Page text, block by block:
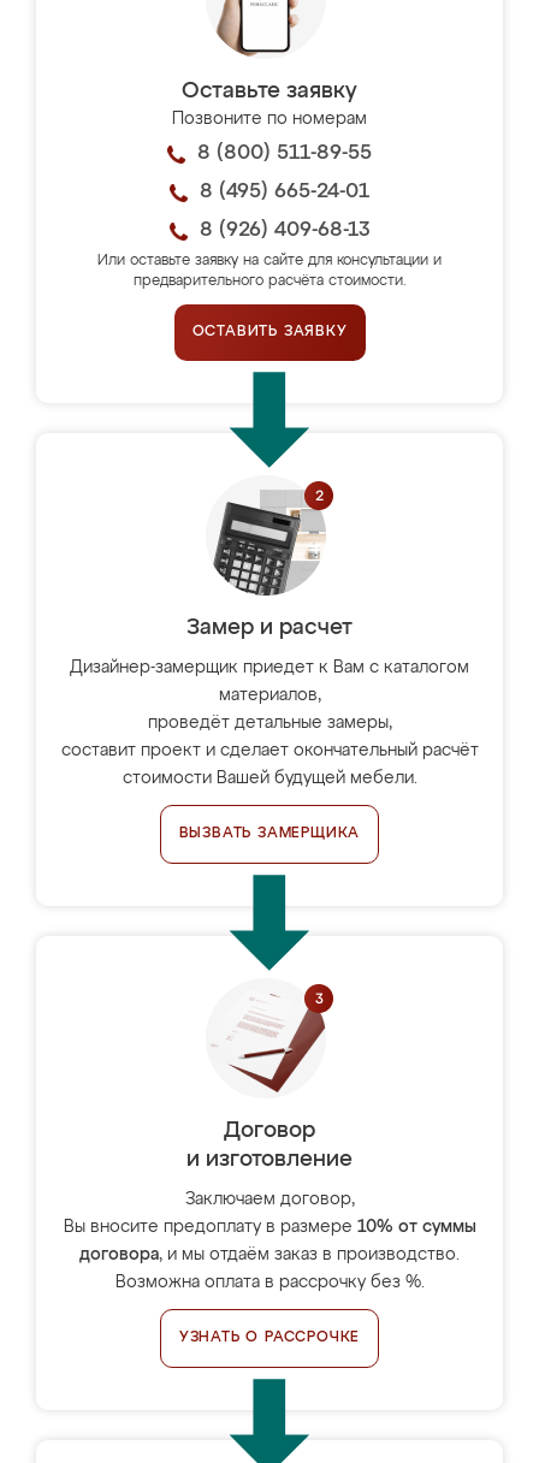
Оставьте заявку
Позвоните по номерам
8 (800) 511-89-55
8 (495) 665-24-01
8 (926) 409-68-13
Или оставьте заявку на сайте для консультации и
предварительного расчёта стоимости.
ОСТАВИТЬ ЗАЯВКУ
Замер и расчет
Дизайнер-замерщик приедет к Вам с каталогом
материалов,
проведёт детальные замеры,
составит проект и сделает окончательный расчёт
стоимости Вашей будущей мебели.
ВЫЗВАТЬ ЗАМЕРЩИКА
Договор
и изготовление
Заключаем договор,
Вы вносите предоплату в размере 10% от суммы
договора, и мы отдаём заказ в производство.
Возможна оплата в рассрочку без %.
УЗНАТЬ О РАССРОЧКЕ